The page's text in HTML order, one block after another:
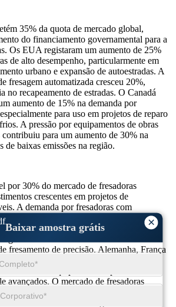
×
Baixar amostra grátis
35% da quota de mercado global,
do financiamento governamental para a
Os EUA registaram um aumento de 25%
de alto desempenho, particularmente em
urbano e expansão de autoestradas. A
fresagem automatizada cresceu 20%,
no recapeamento de estradas. O Canadá
aumento de 15% na demanda por
para uso em projetos de reparo
A pressão por equipamentos de obras
para um aumento de 30% na
de baixas emissões na região.
por 30% do mercado de fresadoras
crescentes em projetos de
A demanda por fresadoras com
cresceu 25%, já que a região prioriza
corretas. O aumento de
levou a um aumento de 20% na
fresamento de precisão. Alemanha, França
adoção de sistemas de fresagem
dos novos equipamentos apresentando
avançados. O mercado de fresadoras
pois as áreas urbanas exigem soluções
em ambientes de tráfego intenso.